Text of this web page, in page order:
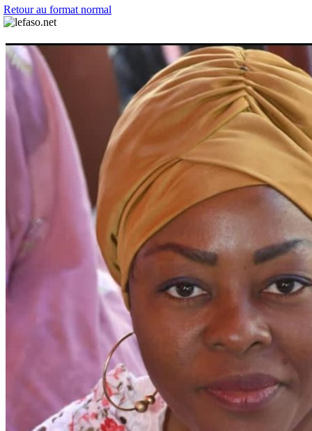
Retour au format normal